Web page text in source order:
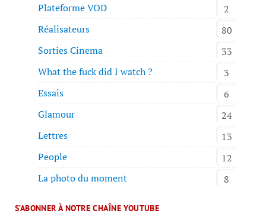
Plateforme VOD
2
Réalisateurs
80
Sorties Cinema
33
What the fuck did I watch ?
3
Essais
6
Glamour
24
Lettres
13
People
12
La photo du moment
8
S’ABONNER À NOTRE CHAÎNE YOUTUBE